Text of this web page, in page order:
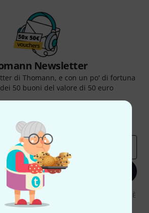
Newsletter
di Thomann, e con un po' di fortuna
50 buoni del valore di 50 euro
Approfondimenti Thomann
Iscriviti ora
lei accetta di ricevere pubblicità via e-mail. È
in qualsiasi momento. Può trovare